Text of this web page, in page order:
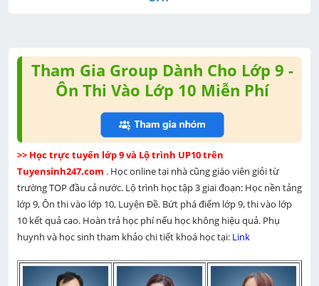
Tham Gia Group Dành Cho Lớp 9 -
Ôn Thi Vào Lớp 10 Miễn Phí
>> Học trực tuyến lớp 9 và Lộ trình UP10 trên
Tuyensinh247.com . Học online tại nhà cũng giáo viên giỏi từ
trường TOP đầu cả nước. Lộ trình học tập 3 giai đoạn: Học nền tảng
lớp 9, Ôn thi vào lớp 10, Luyện Đề. Bứt phá điểm lớp 9, thi vào lớp
10 kết quả cao. Hoàn trả học phí nếu học không hiệu quả. Phụ
huynh và học sinh tham khảo chi tiết khoá học tại: Link